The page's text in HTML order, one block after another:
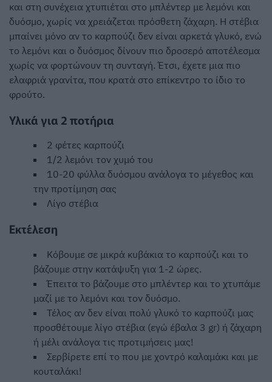
και στη συνέχεια χτυπιέται στο μπλέντερ με λεμόνι και
δυόσμο, χωρίς να χρειάζεται πρόσθετη ζάχαρη. Η στέβια
μπαίνει μόνο αν το καρπούζι δεν είναι αρκετά γλυκό, ενώ
το λεμόνι και ο δυόσμος δίνουν πιο δροσερό αποτέλεσμα
χωρίς να φορτώνουν τη συνταγή. Έτσι, έχετε μια πιο
ελαφριά γρανίτα, που κρατά στο επίκεντρο το ίδιο το
φρούτο.
Υλικά για 2 ποτήρια
2 φέτες καρπούζι
1/2 λεμόνι τον χυμό του
10-20 φύλλα δυόσμου ανάλογα το μέγεθος και
την προτίμηση σας
Λίγο στέβια
Εκτέλεση
Κόβουμε σε μικρά κυβάκια το καρπούζι και το
βάζουμε στην κατάψυξη για 1-2 ώρες.
Έπειτα το βάζουμε στο μπλέντερ και το χτυπάμε
μαζί με το λεμόνι και τον δυόσμο.
Τέλος αν δεν είναι πολύ γλυκό το καρπούζι μας
προσθέτουμε λίγο στέβια (εγώ έβαλα 3 gr) ή ζάχαρη
ή μέλι ανάλογα τις προτιμήσεις μας!
Σερβίρετε επί το που με χοντρό καλαμάκι και με
κουταλάκι!